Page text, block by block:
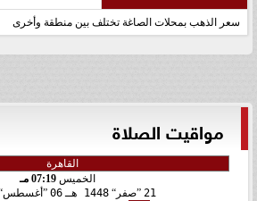
سعر الذهب بمحلات الصاغة تختلف بين منطقة وأخرى
مواقيت الصلاة
الخميس07:19 مـ
21 صفر 1448 هـ 06 أغسطس